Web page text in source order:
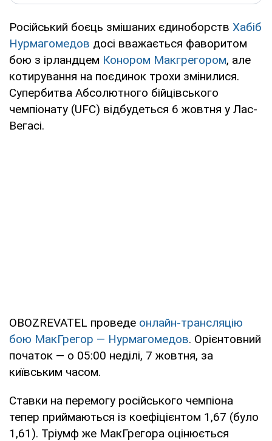
Російський боєць змішаних єдиноборств Хабіб
Нурмагомедов досі вважається фаворитом
бою з ірландцем Конором Макгрегором, але
котирування на поєдинок трохи змінилися.
Супербитва Абсолютного бійцівського
чемпіонату (UFC) відбудеться 6 жовтня у Лас-
Вегасі.
OBOZREVATEL проведе онлайн-трансляцію
бою МакГрегор — Нурмагомедов. Орієнтовний
початок — о 05:00 неділі, 7 жовтня, за
київським часом.
Ставки на перемогу російського чемпіона
тепер приймаються із коефіцієнтом 1,67 (було
1,61). Тріумф же МакГрегора оцінюється